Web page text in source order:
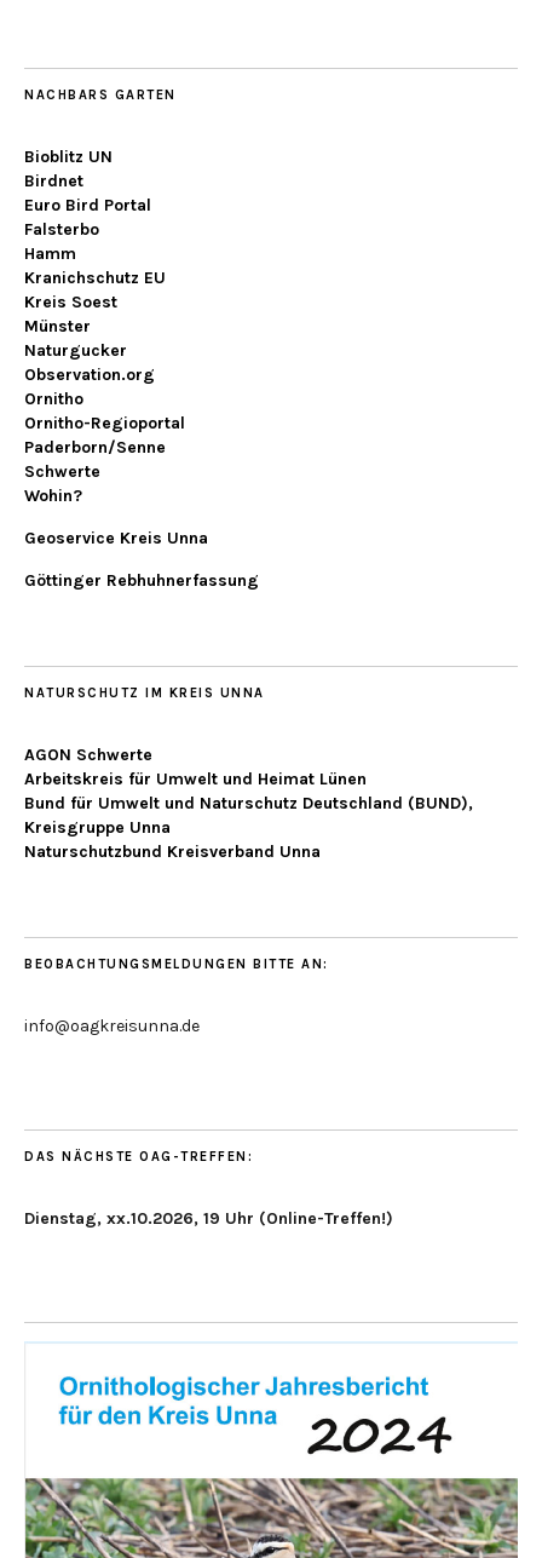
NACHBARS GARTEN
Bioblitz UN
Birdnet
Euro Bird Portal
Falsterbo
Hamm
Kranichschutz EU
Kreis Soest
Münster
Naturgucker
Observation.org
Ornitho
Ornitho-Regioportal
Paderborn/Senne
Schwerte
Wohin?
Geoservice Kreis Unna
Göttinger Rebhuhnerfassung
NATURSCHUTZ IM KREIS UNNA
AGON Schwerte
Arbeitskreis für Umwelt und Heimat Lünen
Bund für Umwelt und Naturschutz Deutschland (BUND),
Kreisgruppe Unna
Naturschutzbund Kreisverband Unna
BEOBACHTUNGSMELDUNGEN BITTE AN:
info@oagkreisunna.de
DAS NÄCHSTE OAG-TREFFEN:
Dienstag, xx.10.2026, 19 Uhr (Online-Treffen!)